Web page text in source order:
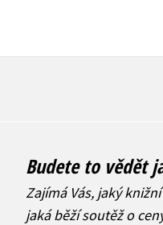
Budete to vědět
Zajímá Vás, jaký
jaká běží soutěž o